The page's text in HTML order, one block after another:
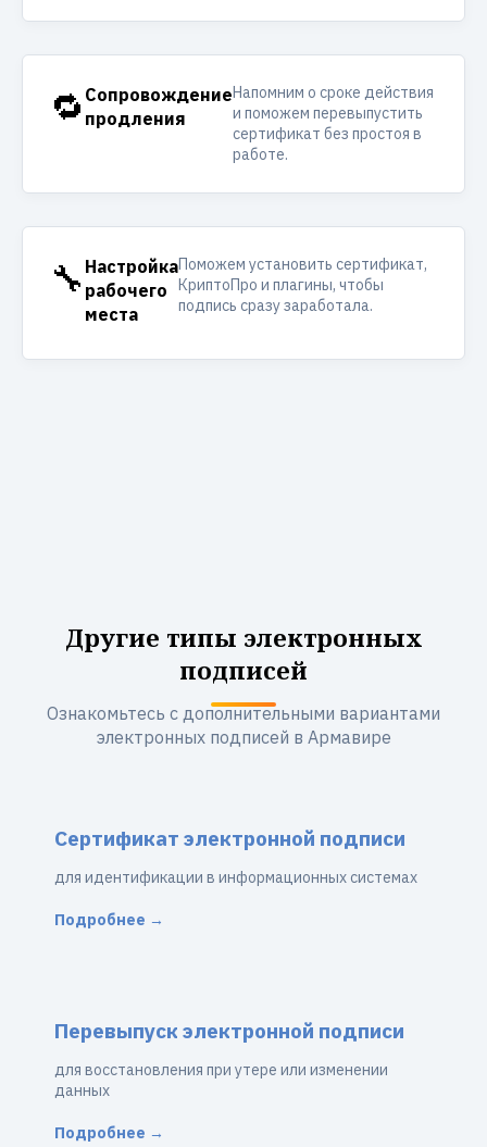
🔁 Сопровождение
продления
Напомним о сроке действия
и поможем перевыпустить
сертификат без простоя в
работе.
🔧 Настройка
рабочего
места
Поможем установить сертификат,
КриптоПро и плагины, чтобы
подпись сразу заработала.
Другие типы электронных
подписей
Ознакомьтесь с дополнительными вариантами
электронных подписей в Армавире
Сертификат электронной подписи
для идентификации в информационных системах
Подробнее →
Перевыпуск электронной подписи
для восстановления при утере или изменении
данных
Подробнее →